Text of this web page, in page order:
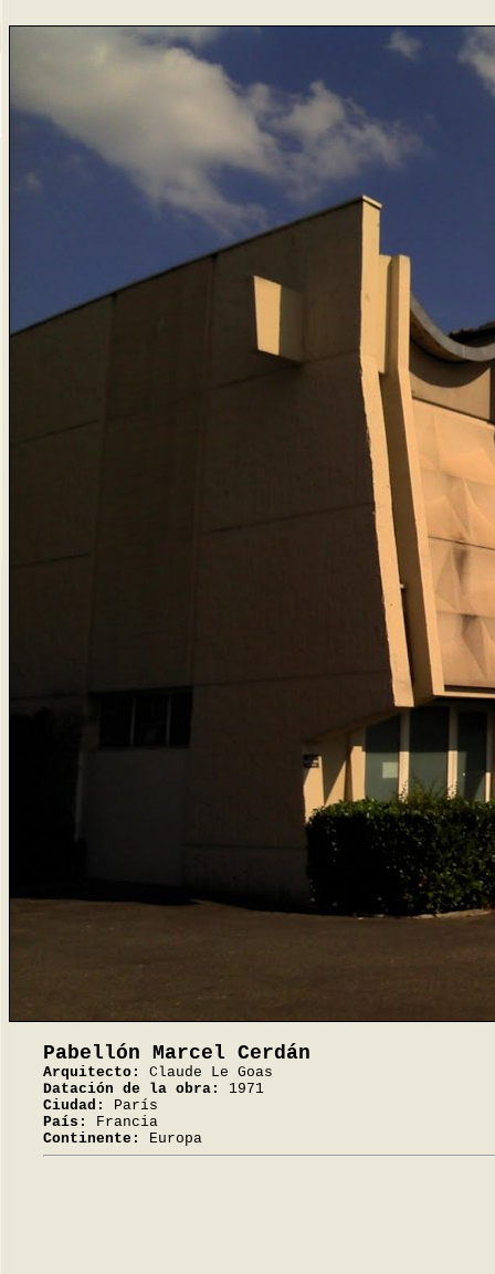
Pabellón Marcel Cerdán
Arquitecto:
Claude Le Goas
Datación de la obra:
1971
Ciudad:
París
País:
Francia
Continente:
Europa